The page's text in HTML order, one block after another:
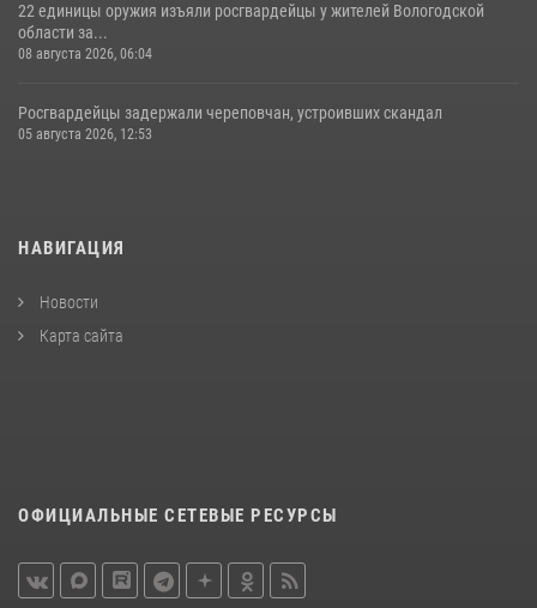
22 единицы оружия изъяли росгвардейцы у жителей Вологодской
области за...
08 августа 2026, 06:04
Росгвардейцы задержали череповчан, устроивших скандал
05 августа 2026, 12:53
НАВИГАЦИЯ
Новости
Карта сайта
ОФИЦИАЛЬНЫЕ СЕТЕВЫЕ РЕСУРСЫ